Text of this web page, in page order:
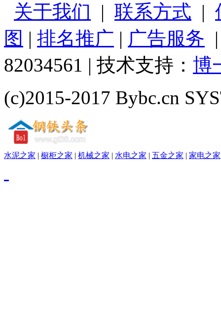
关于我们 | 联系方式 |
图 | 排名推广 | 广告服务
82034561 | 技术支持： 博
(c)2015-2017 Bybc.cn
水泥之家 | 橱柜之家 | 机械之家 | 水电之家 | 五金之家 | 家电之家